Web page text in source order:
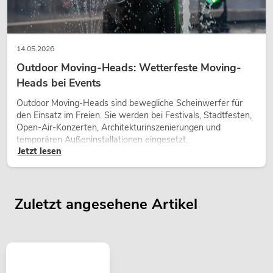
14.05.2026
Outdoor Moving-Heads: Wetterfeste Moving-
Heads bei Events
Outdoor Moving-Heads sind bewegliche Scheinwerfer für
den Einsatz im Freien. Sie werden bei Festivals, Stadtfesten,
Open-Air-Konzerten, Architekturinszenierungen und
temporären Außeninstallationen eingesetzt.
Jetzt lesen
Zuletzt angesehene Artikel